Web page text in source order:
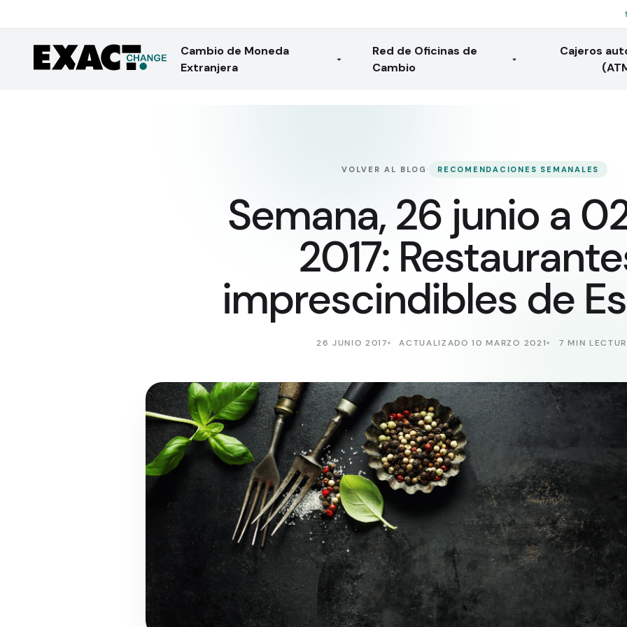
Cambio de Moneda
Extranjera
Red de Oficinas de
Cambio
Cajeros
VOLVER AL BLOG · RECOMENDACIONES SEMANALES
Semana, 26 junio a
2017:
imprescindibles de
26 JUNIO 2017 ACTUALIZADO 10 MARZO 2021 7 MIN